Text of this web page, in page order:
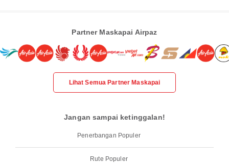
Partner Maskapai Airpaz
Lihat Semua Partner Maskapai
Jangan sampai ketinggalan!
Penerbangan Populer
Rute Populer